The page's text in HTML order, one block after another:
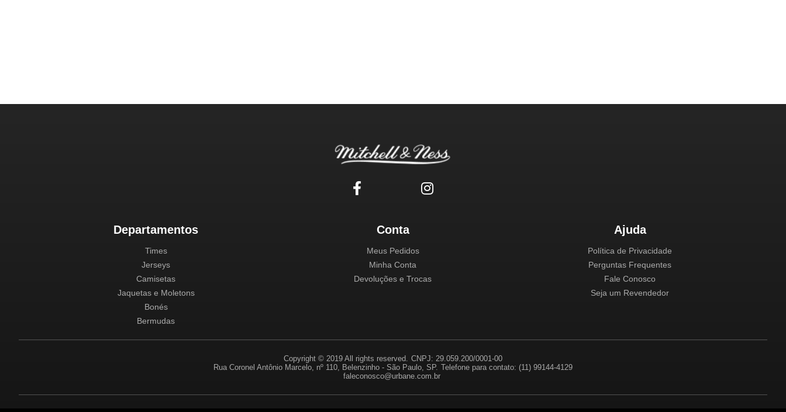
Departamentos
Times
Jerseys
Camisetas
Jaquetas e Moletons
Bonés
Bermudas
Conta
Meus Pedidos
Minha Conta
Devoluções e Trocas
Ajuda
Política de Privacidade
Perguntas Frequentes
Fale Conosco
Seja um Revendedor
Copyright © 2019 All rights reserved. CNPJ: 29.059.200/0001-00
Rua Coronel Antônio Marcelo, nº 110, Belenzinho - São Paulo, SP. Telefone para contato: (11) 99144-4129
faleconosco@urbane.com.br